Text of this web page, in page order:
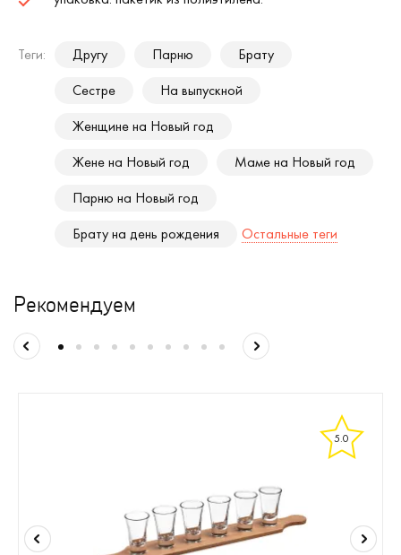
Теги: Другу Парню
Брату
Сестре
На выпускной
Женщине на Новый год
Жене на Новый год
Маме на Новый год
Парню на Новый год
Брату на день рождения
Остальные теги
Рекомендуем
5.0